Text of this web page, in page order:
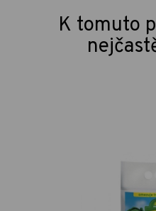
K tomuto